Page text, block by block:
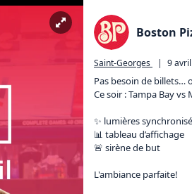
Boston
Saint-Georges | 9
Pas besoin de billets…
Ce soir : Tampa Bay
✨ lumières
📊 tableau d’affichage
🚨 sirène de but
L'ambiance parfaite!